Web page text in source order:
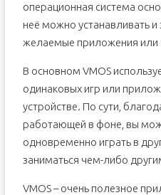
операционная система
неё можно устанавливать и
желаемые приложения или
В основном VMOS
одинаковых игр или
устройстве. По сути,
работающей в фоне, вы
одновременно играть в
заниматься чем-либо
VMOS – очень полезное